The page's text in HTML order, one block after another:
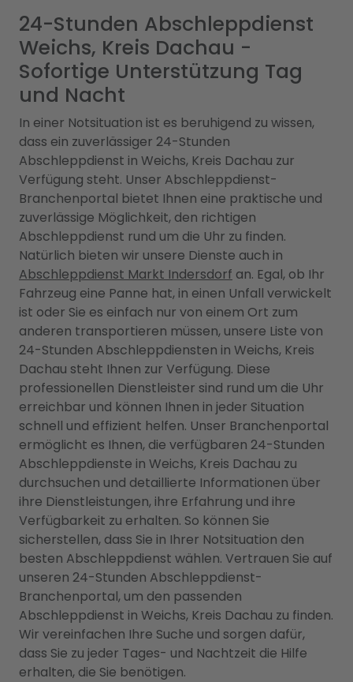
24-Stunden Abschleppdienst
Weichs, Kreis Dachau -
Sofortige Unterstützung Tag
und Nacht
In einer Notsituation ist es beruhigend zu wissen,
dass ein zuverlässiger 24-Stunden
Abschleppdienst in Weichs, Kreis Dachau zur
Verfügung steht. Unser Abschleppdienst-
Branchenportal bietet Ihnen eine praktische und
zuverlässige Möglichkeit, den richtigen
Abschleppdienst rund um die Uhr zu finden.
Natürlich bieten wir unsere Dienste auch in
Abschleppdienst Markt Indersdorf an. Egal, ob Ihr
Fahrzeug eine Panne hat, in einen Unfall verwickelt
ist oder Sie es einfach nur von einem Ort zum
anderen transportieren müssen, unsere Liste von
24-Stunden Abschleppdiensten in Weichs, Kreis
Dachau steht Ihnen zur Verfügung. Diese
professionellen Dienstleister sind rund um die Uhr
erreichbar und können Ihnen in jeder Situation
schnell und effizient helfen. Unser Branchenportal
ermöglicht es Ihnen, die verfügbaren 24-Stunden
Abschleppdienste in Weichs, Kreis Dachau zu
durchsuchen und detaillierte Informationen über
ihre Dienstleistungen, ihre Erfahrung und ihre
Verfügbarkeit zu erhalten. So können Sie
sicherstellen, dass Sie in Ihrer Notsituation den
besten Abschleppdienst wählen. Vertrauen Sie auf
unseren 24-Stunden Abschleppdienst-
Branchenportal, um den passenden
Abschleppdienst in Weichs, Kreis Dachau zu finden.
Wir vereinfachen Ihre Suche und sorgen dafür,
dass Sie zu jeder Tages- und Nachtzeit die Hilfe
erhalten, die Sie benötigen.